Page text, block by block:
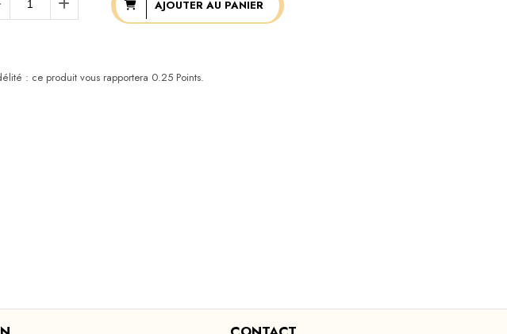
AJOUTER AU PANIER
: ce produit vous rapportera 0.25Points.